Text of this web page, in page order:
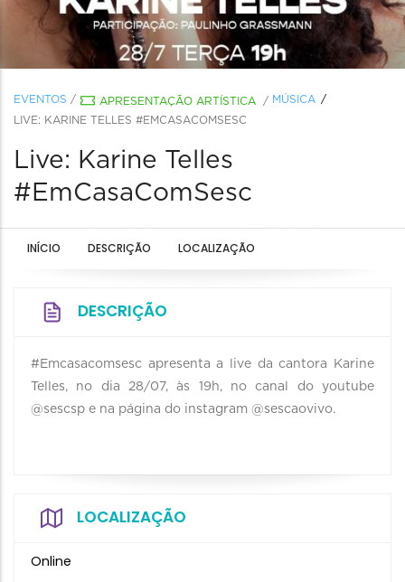
EVENTOS / APRESENTAÇÃO ARTÍSTICA / MÚSICA
LIVE: KARINE TELLES #EMCASACOMSESC
Live: Karine Telles
#EmCasaComSesc
INÍCIO DESCRIÇÃO LOCALIZAÇÃO
DESCRIÇÃO
#Emcasacomsesc apresenta a live da cantora Karine
Telles, no dia 28/07, às 19h, no canal do youtube
@sescsp e na página do instagram @sescaovivo.
LOCALIZAÇÃO
Online